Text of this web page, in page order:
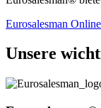
Eurosalesman
Unsere